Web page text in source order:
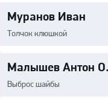
Муранов Иван
Толчок клюшкой
Малышев Антон
Выброс шайбы